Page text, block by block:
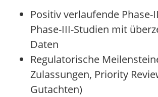
Positiv verlaufende Phase-
Phase-III-Studien mit
Daten
Regulatorische
Zulassungen, Priority
Gutachten)